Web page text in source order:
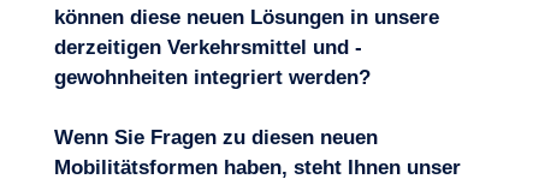
können diese neuen Lösungen in unsere
derzeitigen Verkehrsmittel und -
gewohnheiten integriert werden?
Wenn Sie Fragen zu diesen neuen
Mobilitätsformen haben, steht Ihnen unser